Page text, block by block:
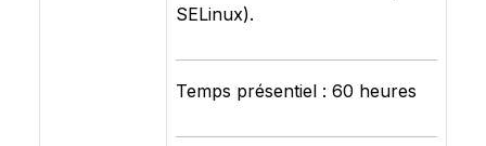
SELinux).
Temps présentiel : 60 heures